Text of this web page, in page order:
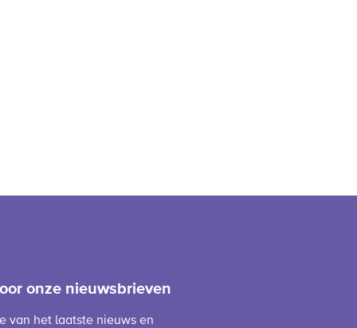
onze nieuwsbrieven
van het laatste nieuws en